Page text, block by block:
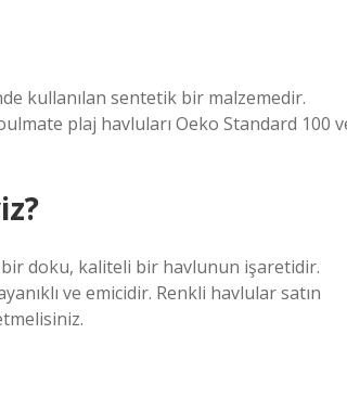
kullanılan sentetik bir malzemedir.
plaj havluları Oeko Standard 100
doku, kaliteli bir havlunun işaretidir.
ve emicidir. Renkli havlular satın